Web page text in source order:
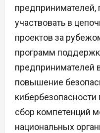
участвовать в
проектов за
программ
предпринимателей
повышение
сбор компетенций
национальных